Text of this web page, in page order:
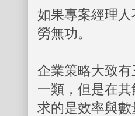
如果專案經理
勞無功。
企業策略大致有
一類，但是在
求的是效率與